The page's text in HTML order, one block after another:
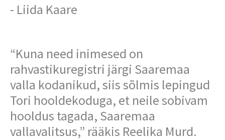
- Liida Kaare
“Kuna need inimesed on
rahvastikuregistri järgi Saaremaa
valla kodanikud, siis sõlmis lepingud
Tori hooldekoduga, et neile sobivam
hooldus tagada, Saaremaa
vallavalitsus,” rääkis Reelika Murd.